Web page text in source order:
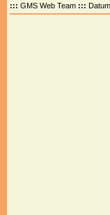
::: GMS Web Team :::